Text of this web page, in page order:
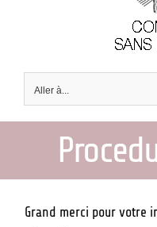
Aller à...
Grand merci pour votre